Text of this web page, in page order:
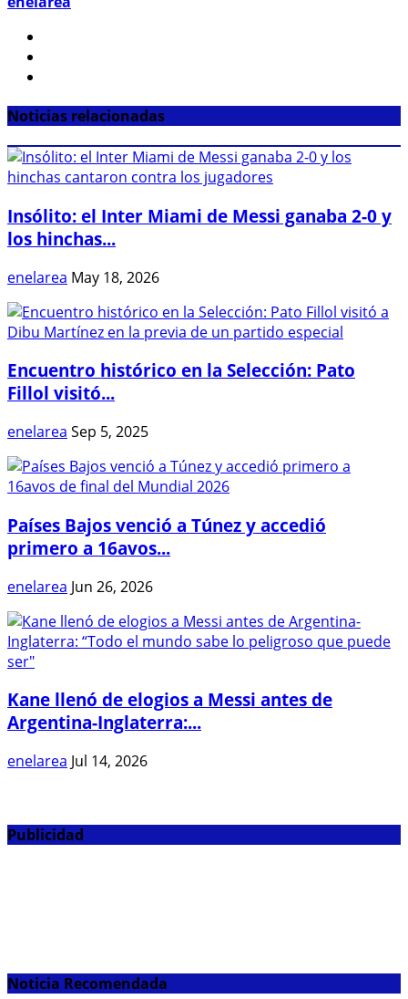
Noticias relacionadas
Insólito: el Inter Miami de Messi ganaba 2-0 y
los hinchas...
enelarea May 18, 2026
Encuentro histórico en la Selección: Pato
Fillol visitó...
enelarea Sep 5, 2025
Países Bajos venció a Túnez y accedió
primero a 16avos...
enelarea Jun 26, 2026
Kane llenó de elogios a Messi antes de
Argentina-Inglaterra:...
enelarea Jul 14, 2026
Publicidad
Noticia Recomendada